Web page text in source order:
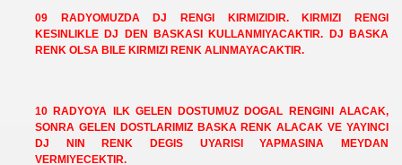
09 RADYOMUZDA DJ RENGI KIRMIZIDIR. KIRMIZI RENGI
KESINLIKLE DJ DEN BASKASI KULLANMIYACAKTIR. DJ BASKA
RENK OLSA BILE KIRMIZI RENK ALINMAYACAKTIR.
10 RADYOYA ILK GELEN DOSTUMUZ DOGAL RENGINI ALACAK,
SONRA GELEN DOSTLARIMIZ BASKA RENK ALACAK VE YAYINCI
DJ NIN RENK DEGIS UYARISI YAPMASINA MEYDAN
VERMIYECEKTIR.